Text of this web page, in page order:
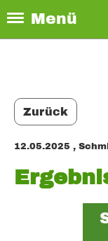
Menü
Zurück
12.05.2025 ,